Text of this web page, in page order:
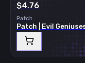
$4.76
Patch